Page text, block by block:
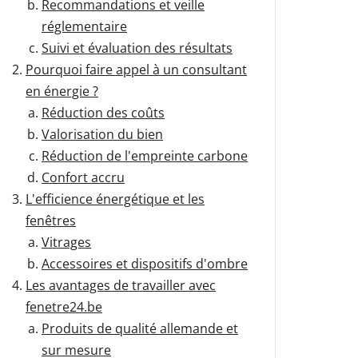
Fenêtre avec croisillons
fenêtres Schüco en aluminium
volet roulant Sécuriser la porte-fenêtre
portes-fenêtres Schüco en
baies vitrées Smart-Slide
Portes d'entrée vitrées
portes d'entrée alu
Pergola bioclimatique
volets roulants extérieurs
avec portillon
Types de carport
portes de garage sectionnelles
portails en aluminium
Recommandations et veille
réglementaire
Suivi et évaluation des résultats
Pourquoi faire appel à un consultant
en énergie ?
Réduction des coûts
Valorisation du bien
Réduction de l'empreinte carbone
Confort accru
L'efficience énergétique et les
fenêtres
Vitrages
Accessoires et dispositifs d'ombre
Les avantages de travailler avec
fenetre24.be
Produits de qualité allemande et
sur mesure